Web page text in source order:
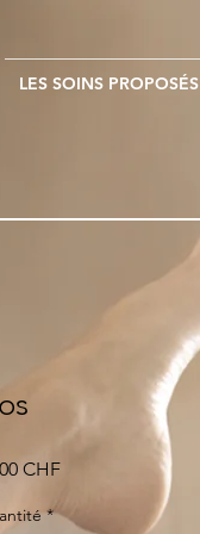
LES SOINS PROPOSÉS
CHFPrix
*